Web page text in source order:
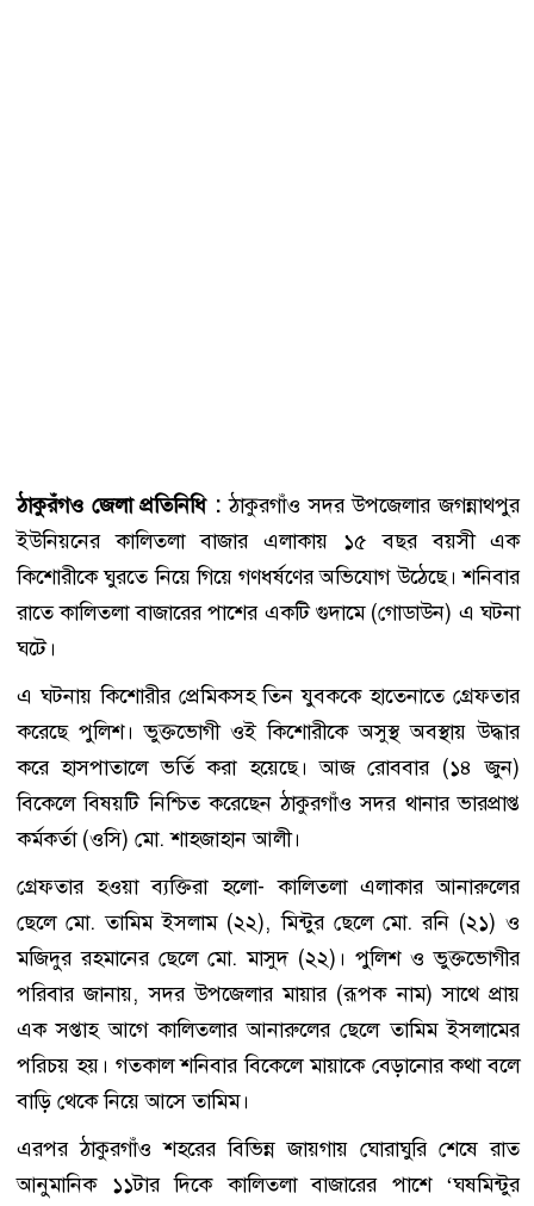
ঠাকুরঁগও জেলা প্রতিনিধি :ঠাকুরগাঁও সদর উপজেলার জগন্নাথপুর
ইউনিয়নের কালিতলা বাজার এলাকায় ১৫ বছর বয়সী এক
কিশোরীকে ঘুরতে নিয়ে গিয়ে গণধর্ষণের অভিযোগ উঠেছে। শনিবার
রাতে কালিতলা বাজারের পাশের একটি গুদামে (গোডাউন) এ ঘটনা
ঘটে।
এ ঘটনায় কিশোরীর প্রেমিকসহ তিন যুবককে হাতেনাতে গ্রেফতার
করেছে পুলিশ। ভুক্তভোগী ওই কিশোরীকে অসুস্থ অবস্থায় উদ্ধার
করে হাসপাতালে ভর্তি করা হয়েছে। আজ রোববার (১৪ জুন)
বিকেলে বিষয়টি নিশ্চিত করেছেন ঠাকুরগাঁও সদর থানার ভারপ্রাপ্ত
কর্মকর্তা (ওসি) মো. শাহজাহান আলী।
গ্রেফতার হওয়া ব্যক্তিরা হলো- কালিতলা এলাকার আনারুলের
ছেলে মো. তামিম ইসলাম (২২), মিন্টুর ছেলে মো. রনি (২১) ও
মজিদুর রহমানের ছেলে মো. মাসুদ (২২)। পুলিশ ও ভুক্তভোগীর
পরিবার জানায়, সদর উপজেলার মায়ার (রূপক নাম) সাথে প্রায়
এক সপ্তাহ আগে কালিতলার আনারুলের ছেলে তামিম ইসলামের
পরিচয় হয়। গতকাল শনিবার বিকেলে মায়াকে বেড়ানোর কথা বলে
বাড়ি থেকে নিয়ে আসে তামিম।
এরপর ঠাকুরগাঁও শহরের বিভিন্ন জায়গায় ঘোরাঘুরি শেষে রাত
আনুমানিক ১১টার দিকে কালিতলা বাজারের পাশে ‘ঘষমিন্টুর